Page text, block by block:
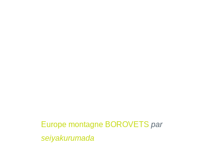
Europe montagne BOROVETS par
seiyakurumada